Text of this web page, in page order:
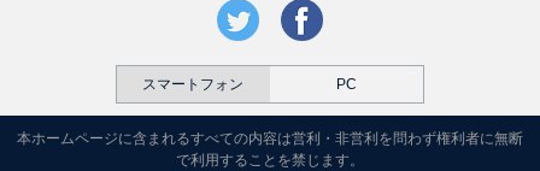
スマートフォン PC
本ホームページに含まれるすべての内容は営利・非営利を問わず権利者に無断
で利用することを禁じます。